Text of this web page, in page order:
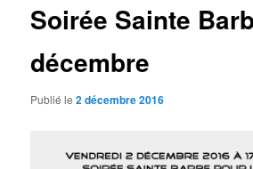
Soirée Sainte
décembre
Publié le2 décembre 2016